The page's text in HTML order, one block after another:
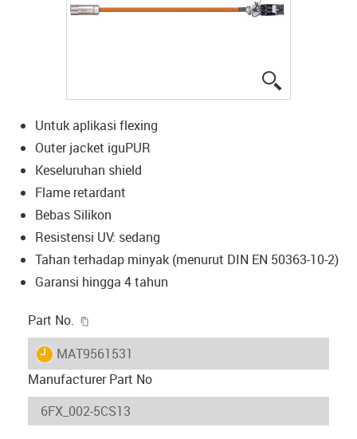
Untuk aplikasi flexing
Outer jacket iguPUR
Keseluruhan shield
Flame retardant
Bebas Silikon
Resistensi UV: sedang
Tahan terhadap minyak (menurut DIN EN 50363-10-2)
Garansi hingga 4 tahun
Part No.
igus-icon-lieferzeit
MAT9561531
Manufacturer Part No